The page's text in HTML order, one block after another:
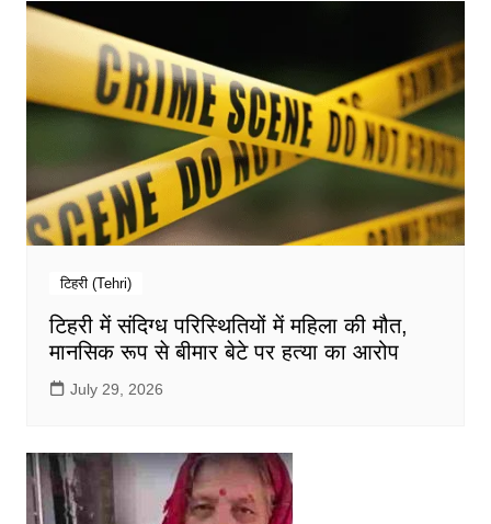
टिहरी (Tehri)
टिहरी में संदिग्ध परिस्थितियों में महिला की मौत,
मानसिक रूप से बीमार बेटे पर हत्या का आरोप
July 29, 2026